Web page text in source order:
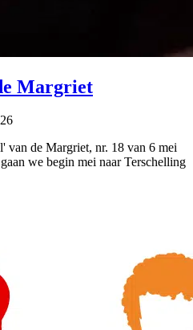
Margriet
van de Margriet, nr. 18 van 6 mei
we begin mei naar Terschelling